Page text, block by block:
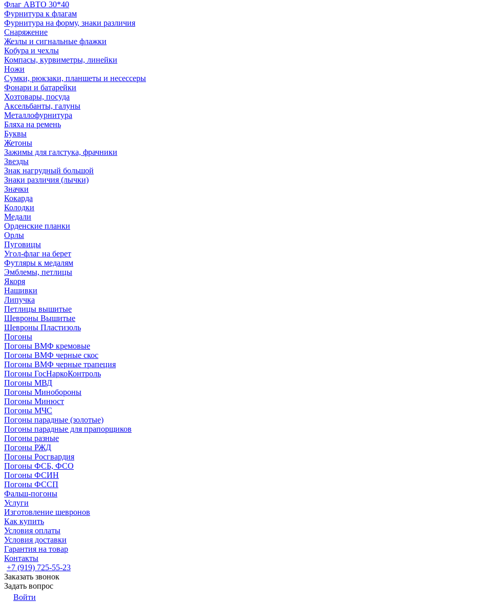
Флаг АВТО 30*40
Фурнитура к флагам
Фурнитура на форму, знаки различия
Снаряжение
Жезлы и сигнальные флажки
Кобура и чехлы
Компасы, курвиметры, линейки
Ножи
Сумки, рюкзаки, планшеты и несессеры
Фонари и батарейки
Хозтовары, посуда
Аксельбанты, галуны
Металлофурнитура
Бляха на ремень
Буквы
Жетоны
Зажимы для галстука, фрачники
Звезды
Знак нагрудный большой
Знаки различия (лычки)
Значки
Кокарда
Колодки
Медали
Орденские планки
Орлы
Пуговицы
Угол-флаг на берет
Футляры к медалям
Эмблемы, петлицы
Якоря
Нашивки
Липучка
Петлицы вышитые
Шевроны Вышитые
Шевроны Пластизоль
Погоны
Погоны ВМФ кремовые
Погоны ВМФ черные скос
Погоны ВМФ черные трапеция
Погоны ГосНаркоКонтроль
Погоны МВД
Погоны Минобороны
Погоны Минюст
Погоны МЧС
Погоны парадные (золотые)
Погоны парадные для прапорщиков
Погоны разные
Погоны РЖД
Погоны Росгвардия
Погоны ФСБ, ФСО
Погоны ФСИН
Погоны ФССП
Фальш-погоны
Услуги
Изготовление шевронов
Как купить
Условия оплаты
Условия доставки
Гарантия на товар
Контакты
+7 (919) 725-55-23
Заказать звонок
Задать вопрос
Войти